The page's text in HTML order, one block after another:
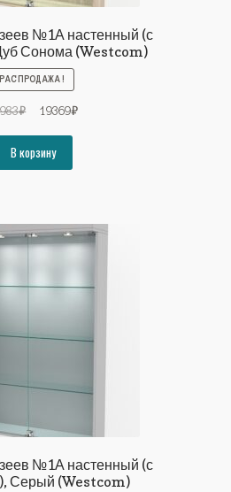
№1А настенный (с
Сонома (Westcom)
РАСПРОДАЖА!
₽
Первоначальная
составляла
20983₽.
19369₽Текущая
В корзину
№1А настенный (с
Серый (Westcom)